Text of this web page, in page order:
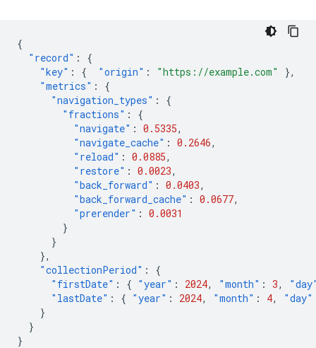
{
"record" :
{
"key" : { "origin" : "https://example.com"
},
"metrics" :
{
"navigation_types" :
{
"fractions" :
{
"navigate" : 0.5335,
"navigate_cache" : 0.2646,
"reload" : 0.0885,
"restore" : 0.0023,
"back_forward" : 0.0403,
"back_forward_cache" : 0.0677,
"prerender" : 0.0031
}
}
},
"collectionPeriod" :
{
"firstDate" : { "year" : 2024, "month" : 3,
"lastDate" : { "year" : 2024, "month" : 4, "day"
}
}
}